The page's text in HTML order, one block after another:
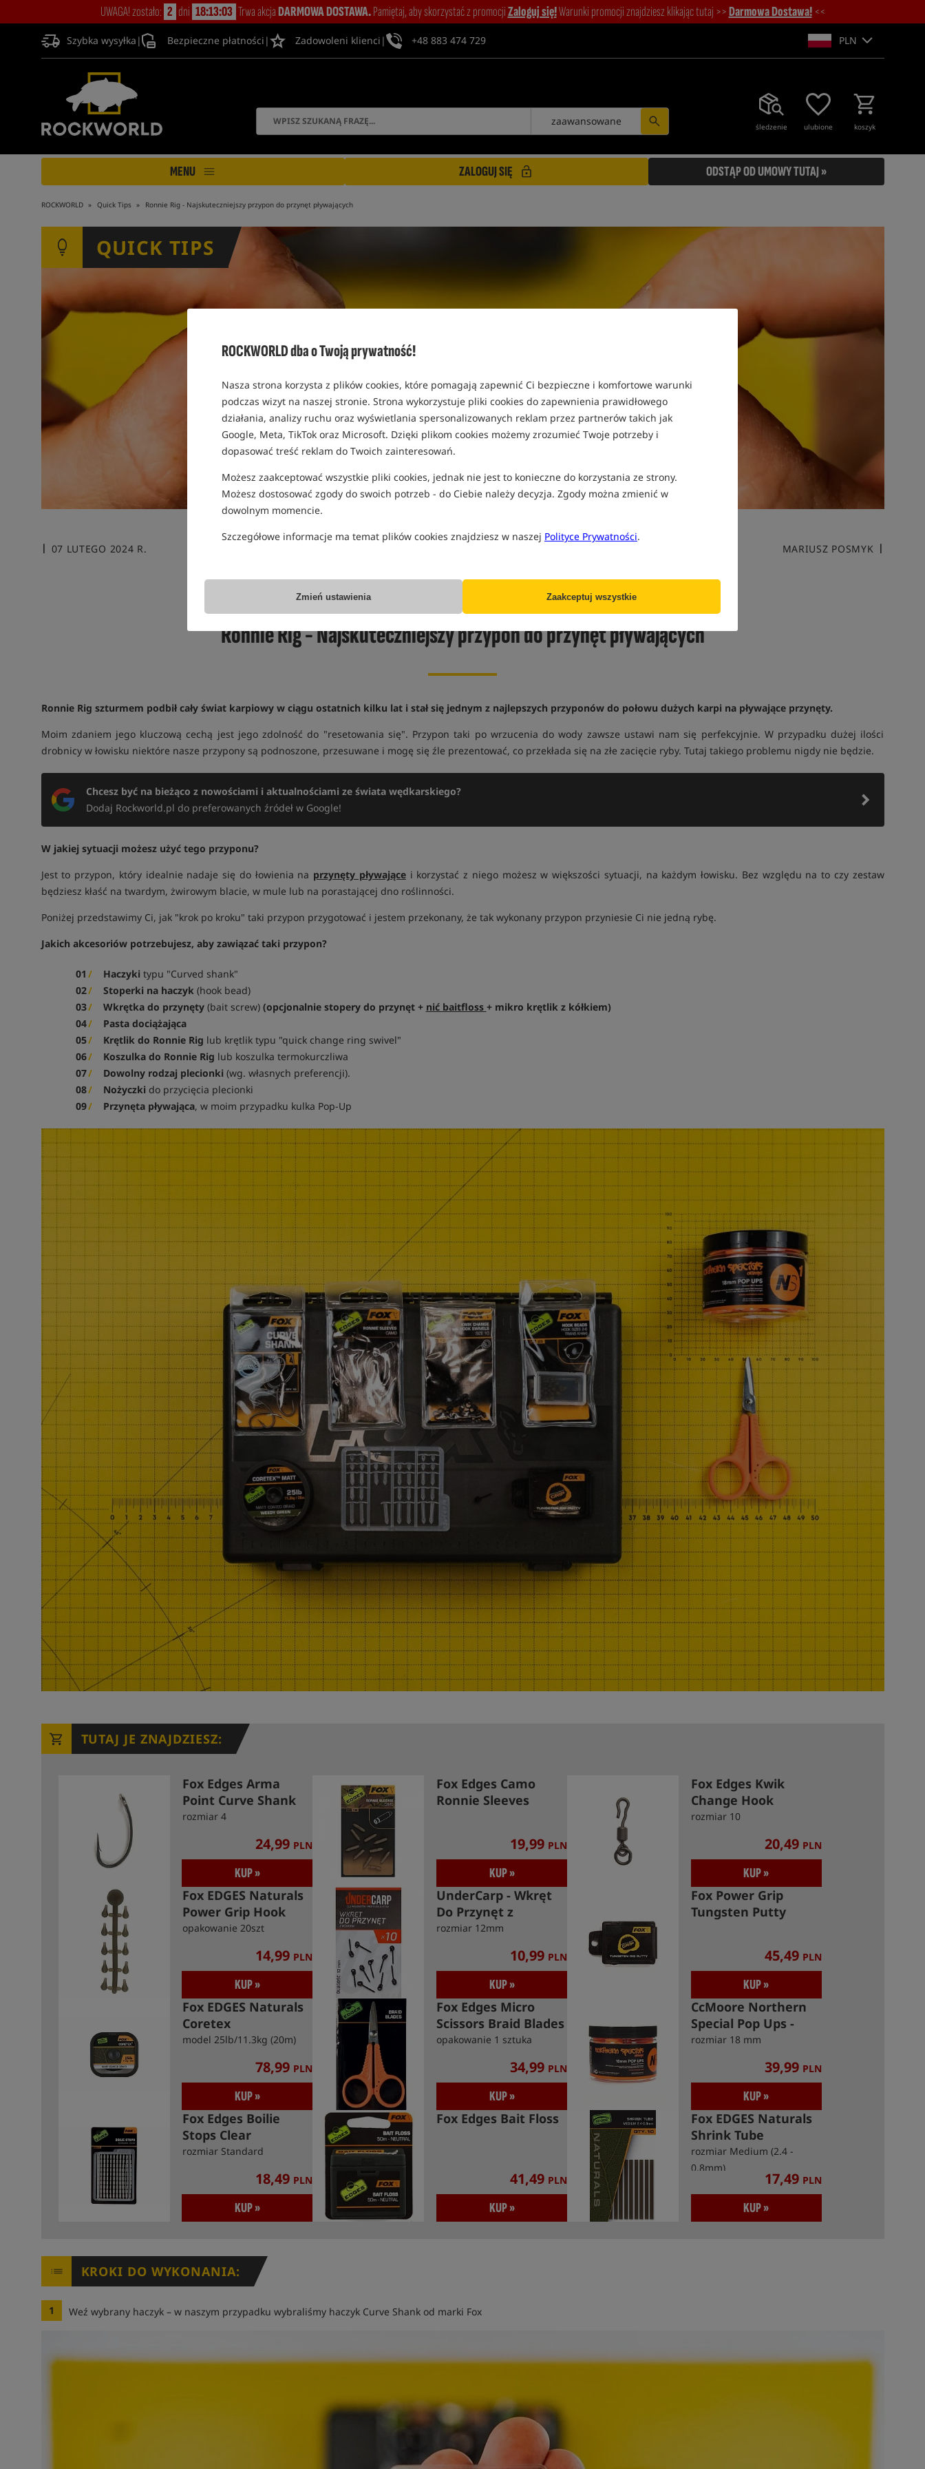
ROCKWORLD dba o Twoją prywatność!
Nasza strona korzysta z plików cookies, które pomagają zapewnić Ci bezpieczne i komfortowe warunki
podczas wizyt na naszej stronie. Strona wykorzystuje pliki cookies do zapewnienia prawidłowego
działania, analizy ruchu oraz wyświetlania spersonalizowanych reklam przez partnerów takich jak
Google, Meta, TikTok oraz Microsoft. Dzięki plikom cookies możemy zrozumieć Twoje potrzeby i
dopasować treść reklam do Twoich zainteresowań.
Możesz zaakceptować wszystkie pliki cookies, jednak nie jest to konieczne do korzystania ze strony.
Możesz dostosować zgody do swoich potrzeb - do Ciebie należy decyzja. Zgody można zmienić w
dowolnym momencie.
Szczegółowe informacje ma temat plików cookies znajdziesz w naszej Polityce Prywatności.
Zmień ustawienia Zaakceptuj wszystkie
UWAGA! zostało: 2 dni 18:13:01 Trwa akcjaDARMOWA DOSTAWA.Pamiętaj, aby skorzystać z promocjiZaloguj się!Warunki promocji znajdziesz klikając tutaj >>Darmowa Dostawa! <<
Szybka wysyłka | Bezpieczne płatności | Zadowoleni klienci | +48 883 474 729 PLN
śledzenie ulubione koszyk
zaawansowane
MENU ZALOGUJ SIĘ ODSTĄP OD UMOWY TUTAJ »
ROCKWORLD Quick Tips Ronnie Rig - Najskuteczniejszy przypon do przynęt pływających
QUICK TIPS
07 LUTEGO 2024 R. MARIUSZ POSMYK
Ronnie Rig - Najskuteczniejszy przypon do przynęt pływających
Ronnie Rig szturmem podbił cały świat karpiowy w ciągu ostatnich kilku lat i stał się jednym z najlepszych przyponów do połowu dużych karpi na pływające przynęty.
Moim zdaniem jego kluczową cechą jest jego zdolność do "resetowania się". Przypon taki po wrzucenia do wody zawsze ustawi nam się perfekcyjnie. W przypadku dużej ilości
drobnicy w łowisku niektóre nasze przypony są podnoszone, przesuwane i mogę się źle prezentować, co przekłada się na złe zacięcie ryby. Tutaj takiego problemu nigdy nie będzie.
Chcesz być na bieżąco z nowościami i aktualnościami ze świata wędkarskiego?
Dodaj Rockworld.pl do preferowanych źródeł w Google!
W jakiej sytuacji możesz użyć tego przyponu?
Jest to przypon, który idealnie nadaje się do łowienia na przynęty pływającei korzystać z niego możesz w większości sytuacji, na każdym łowisku. Bez względu na to czy zestaw
będziesz kłaść na twardym, żwirowym blacie, w mule lub na porastającej dno roślinności.
Poniżej przedstawimy Ci, jak "krok po kroku" taki przypon przygotować i jestem przekonany, że tak wykonany przypon przyniesie Ci nie jedną rybę.
Jakich akcesoriów potrzebujesz, aby zawiązać taki przypon?
Haczykitypu "Curved shank"
Stoperki na haczyk(hook bead)
Wkrętka do przynęty(bait screw) (opcjonalnie stopery do przynęt + nić baitfloss + mikro krętlik z kółkiem)
Pasta dociążająca
Krętlik do Ronnie Rig lub krętlik typu "quick change ring swivel"
Koszulka do Ronnie Rig lub koszulka termokurczliwa
Dowolny rodzaj plecionki(wg. własnych preferencji).
Nożyczkido przycięcia plecionki
Przynęta pływająca, w moim przypadku kulka Pop-Up
TUTAJ JE ZNAJDZIESZ:
Fox Edges Arma
Point Curve Shank
Hooks
rozmiar 4
24,99 PLN
KUP »
Fox Edges Camo
Ronnie Sleeves
19,99 PLN
KUP »
Fox Edges Kwik
Change Hook
Swivels
rozmiar 10
20,49 PLN
KUP »
Fox EDGES Naturals
Power Grip Hook
Beads
opakowanie 20szt
14,99 PLN
KUP »
UnderCarp - Wkręt
Do Przynęt z
Kółkiem
rozmiar 12mm
10,99 PLN
KUP »
Fox Power Grip
Tungsten Putty
45,49 PLN
KUP »
Fox EDGES Naturals
Coretex
model 25lb/11.3kg (20m)
78,99 PLN
KUP »
Fox Edges Micro
Scissors Braid Blades
opakowanie 1 sztuka
34,99 PLN
KUP »
CcMoore Northern
Special Pop Ups -
NS1 Orange
rozmiar 18 mm
39,99 PLN
KUP »
Fox Edges Boilie
Stops Clear
rozmiar Standard
18,49 PLN
KUP »
Fox Edges Bait Floss
41,49 PLN
KUP »
Fox EDGES Naturals
Shrink Tube
rozmiar Medium (2.4 -
0.8mm)
17,49 PLN
KUP »
KROKI DO WYKONANIA:
1 Weź wybrany haczyk – w naszym przypadku wybraliśmy haczyk Curve Shank od marki Fox